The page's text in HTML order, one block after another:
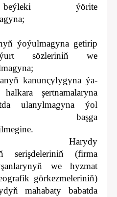
ýörite
ýoýulmagyna getirip
sözleriniň we
kanunçylygyna ýa-
şertnamalaryna
ulanylmagyna ýol
başga
serişdeleriniň (firma
we hyzmat
görkezmeleriniň)
mahabaty babatda